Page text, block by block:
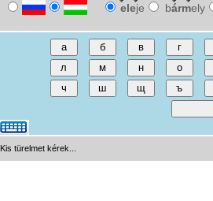
eleje bármely
Kis türelmet kérek...